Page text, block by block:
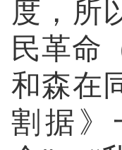
度，所
民革命
和森在
割据》